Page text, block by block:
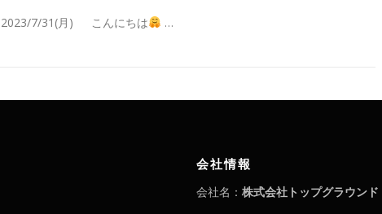
2023/7/31(月) こんにちは …
会社情報
会社名： 株式会社トップグラウンド